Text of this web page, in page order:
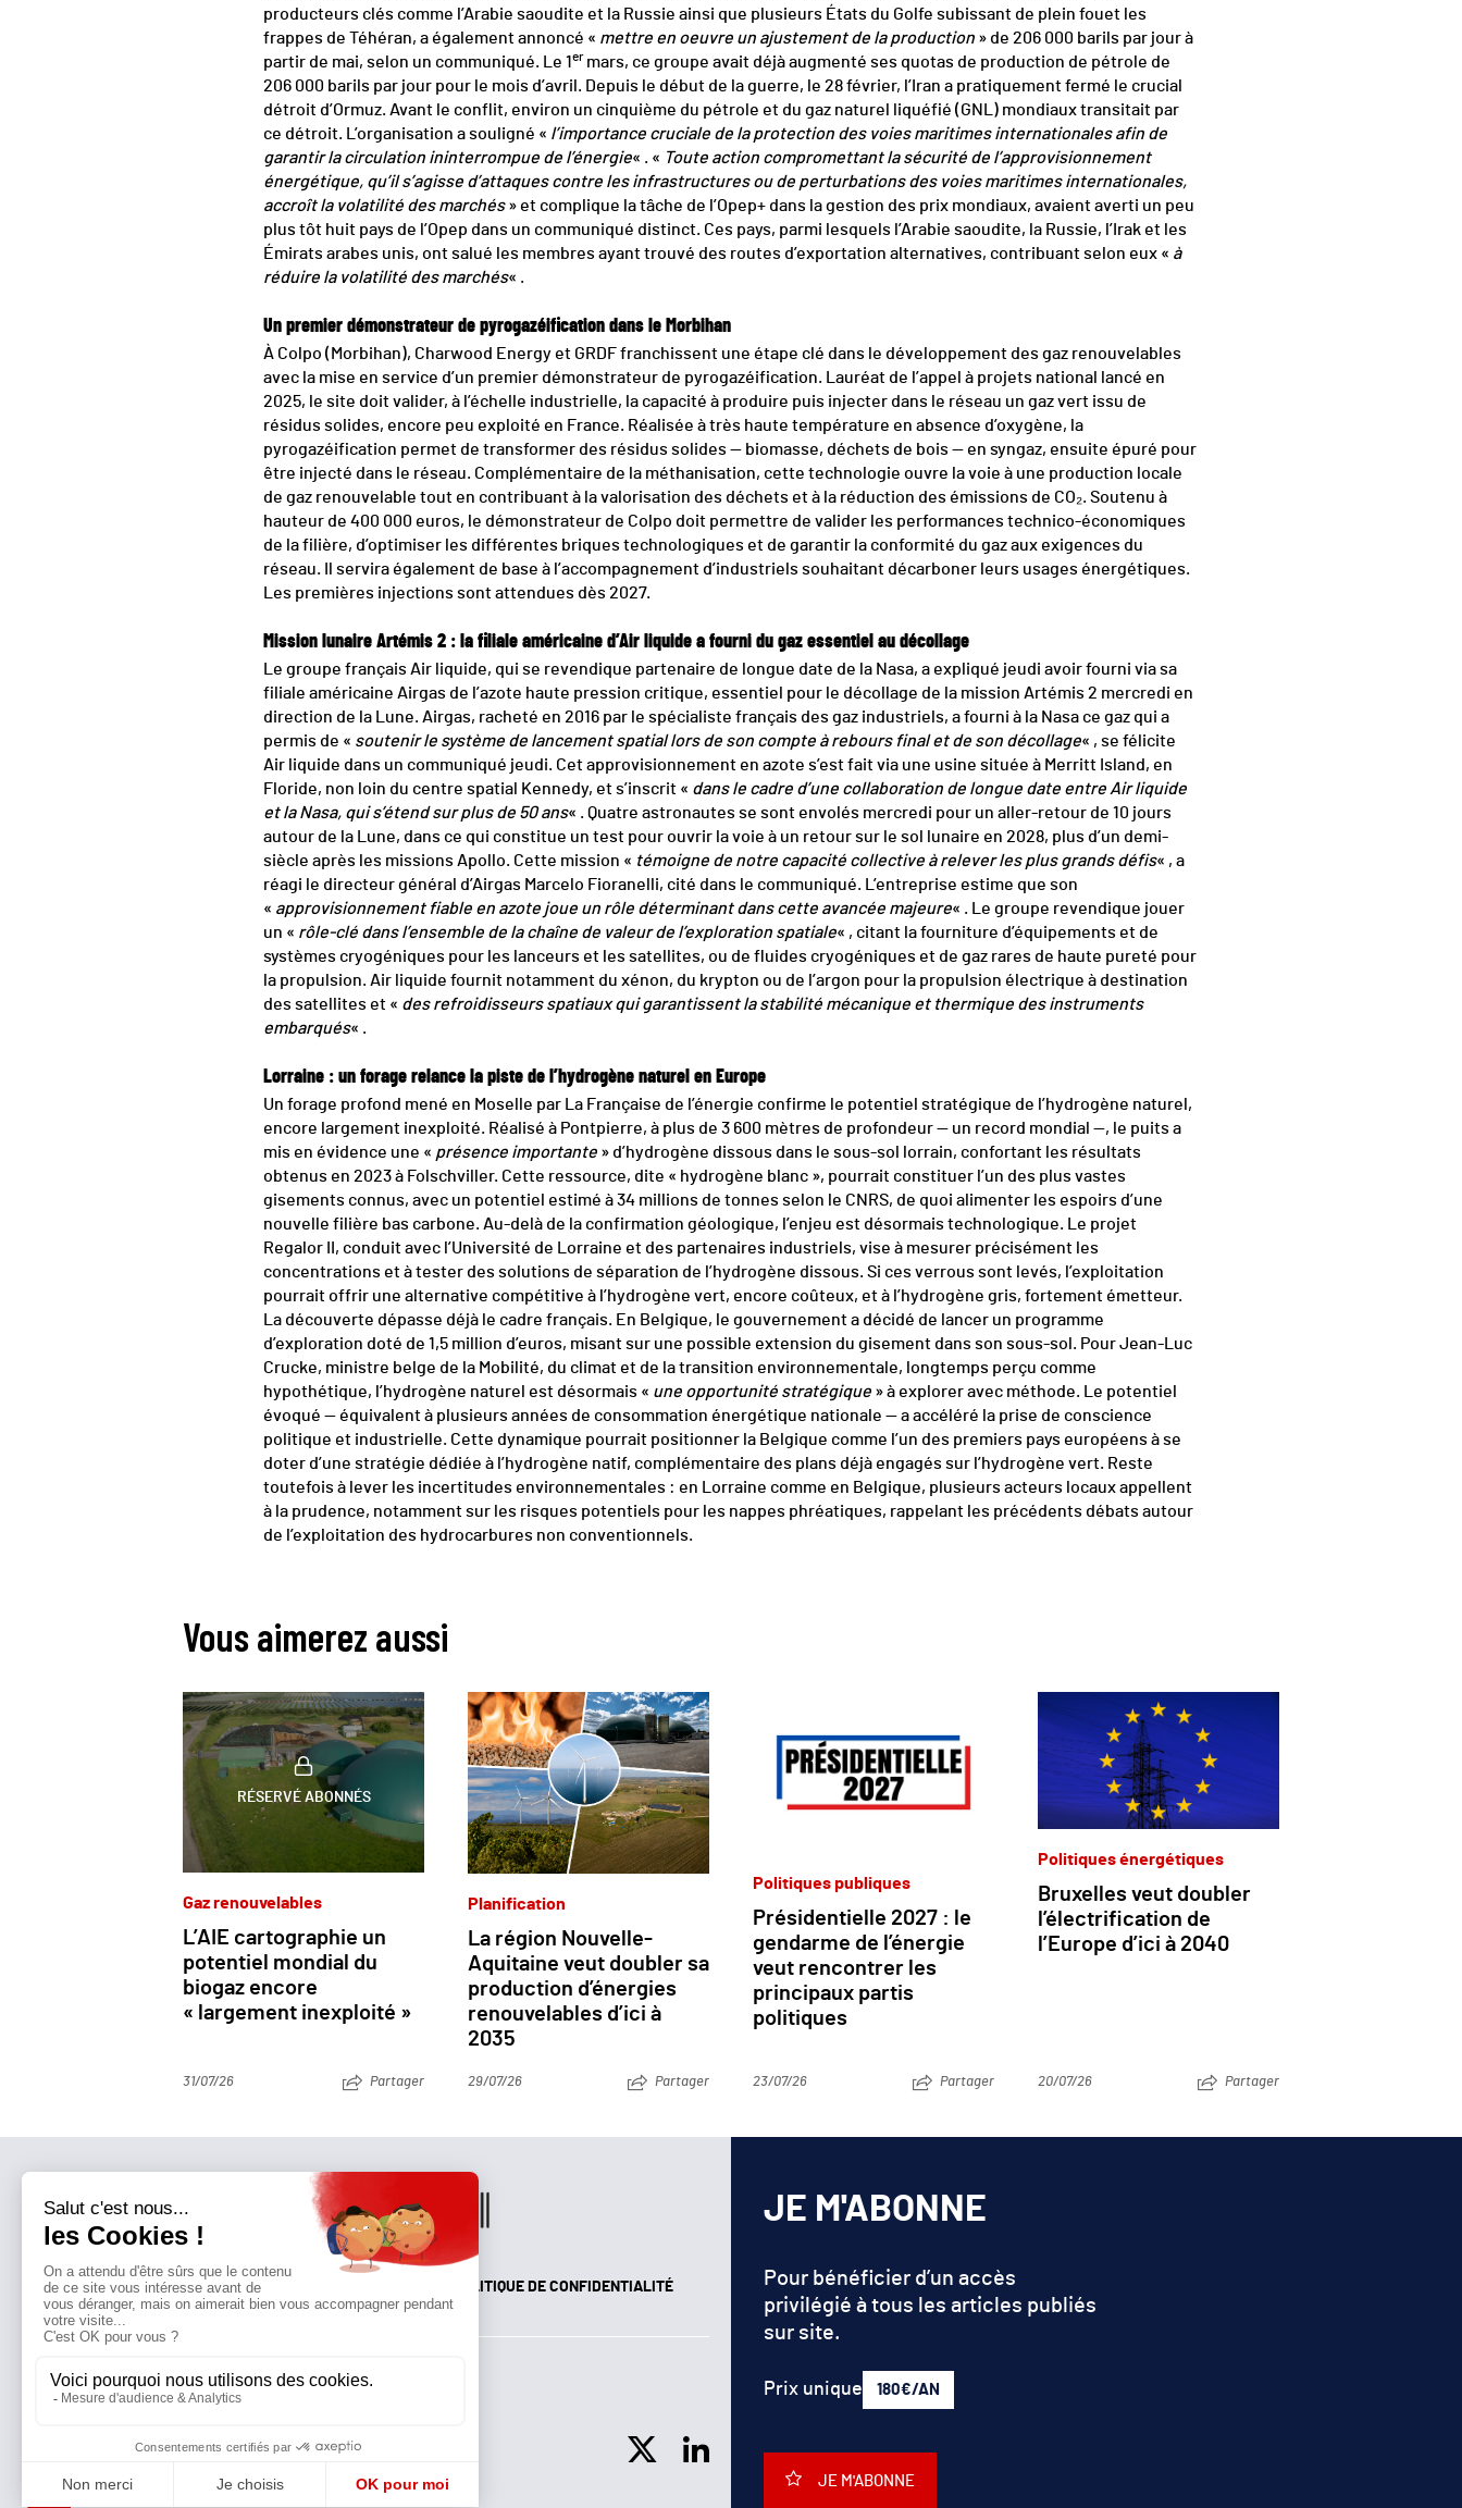
producteurs clés comme l’Arabie saoudite et la Russie ainsi que plusieurs États du Golfe subissant de plein fouet les
frappes de Téhéran, a également annoncé « mettre en oeuvre un ajustement de la production» de 206 000 barils par jour à
partir de mai, selon un communiqué. Le 1 er mars, ce groupe avait déjà augmenté ses quotas de production de pétrole de
206 000 barils par jour pour le mois d’avril. Depuis le début de la guerre, le 28 février, l’Iran a pratiquement fermé le crucial
détroit d’Ormuz. Avant le conflit, environ un cinquième du pétrole et du gaz naturel liquéfié (GNL) mondiaux transitait par
ce détroit. L’organisation a souligné « l’importance cruciale de la protection des voies maritimes internationales afin de
garantir la circulation ininterrompue de l’énergie« . « Toute action compromettant la sécurité de l’approvisionnement
énergétique, qu’il s’agisse d’attaques contre les infrastructures ou de perturbations des voies maritimes internationales,
accroît la volatilité des marchés» et complique la tâche de l’Opep+ dans la gestion des prix mondiaux, avaient averti un peu
plus tôt huit pays de l’Opep dans un communiqué distinct. Ces pays, parmi lesquels l’Arabie saoudite, la Russie, l’Irak et les
Émirats arabes unis, ont salué les membres ayant trouvé des routes d’exportation alternatives, contribuant selon eux « à
réduire la volatilité des marchés« .
Un premier démonstrateur de pyrogazéification dans le Morbihan
À Colpo (Morbihan), Charwood Energy et GRDF franchissent une étape clé dans le développement des gaz renouvelables
avec la mise en service d’un premier démonstrateur de pyrogazéification. Lauréat de l’appel à projets national lancé en
2025, le site doit valider, à l’échelle industrielle, la capacité à produire puis injecter dans le réseau un gaz vert issu de
résidus solides, encore peu exploité en France. Réalisée à très haute température en absence d’oxygène, la
pyrogazéification permet de transformer des résidus solides — biomasse, déchets de bois — en syngaz, ensuite épuré pour
être injecté dans le réseau. Complémentaire de la méthanisation, cette technologie ouvre la voie à une production locale
de gaz renouvelable tout en contribuant à la valorisation des déchets et à la réduction des émissions de CO₂. Soutenu à
hauteur de 400 000 euros, le démonstrateur de Colpo doit permettre de valider les performances technico-économiques
de la filière, d’optimiser les différentes briques technologiques et de garantir la conformité du gaz aux exigences du
réseau. Il servira également de base à l’accompagnement d’industriels souhaitant décarboner leurs usages énergétiques.
Les premières injections sont attendues dès 2027.
Mission lunaire Artémis 2 : la filiale américaine d’Air liquide a fourni du gaz essentiel au décollage
Le groupe français Air liquide, qui se revendique partenaire de longue date de la Nasa, a expliqué jeudi avoir fourni via sa
filiale américaine Airgas de l’azote haute pression critique, essentiel pour le décollage de la mission Artémis 2 mercredi en
direction de la Lune. Airgas, racheté en 2016 par le spécialiste français des gaz industriels, a fourni à la Nasa ce gaz qui a
permis de « soutenir le système de lancement spatial lors de son compte à rebours final et de son décollage« , se félicite
Air liquide dans un communiqué jeudi. Cet approvisionnement en azote s’est fait via une usine située à Merritt Island, en
Floride, non loin du centre spatial Kennedy, et s’inscrit « dans le cadre d’une collaboration de longue date entre Air liquide
et la Nasa, qui s’étend sur plus de 50 ans« . Quatre astronautes se sont envolés mercredi pour un aller-retour de 10 jours
autour de la Lune, dans ce qui constitue un test pour ouvrir la voie à un retour sur le sol lunaire en 2028, plus d’un demi-
siècle après les missions Apollo. Cette mission « témoigne de notre capacité collective à relever les plus grands défis« , a
réagi le directeur général d’Airgas Marcelo Fioranelli, cité dans le communiqué. L’entreprise estime que son
« approvisionnement fiable en azote joue un rôle déterminant dans cette avancée majeure« . Le groupe revendique jouer
un « rôle-clé dans l’ensemble de la chaîne de valeur de l’exploration spatiale« , citant la fourniture d’équipements et de
systèmes cryogéniques pour les lanceurs et les satellites, ou de fluides cryogéniques et de gaz rares de haute pureté pour
la propulsion. Air liquide fournit notamment du xénon, du krypton ou de l’argon pour la propulsion électrique à destination
des satellites et « des refroidisseurs spatiaux qui garantissent la stabilité mécanique et thermique des instruments
embarqués« .
Lorraine : un forage relance la piste de l’hydrogène naturel en Europe
Un forage profond mené en Moselle par La Française de l’énergie confirme le potentiel stratégique de l’hydrogène naturel,
encore largement inexploité. Réalisé à Pontpierre, à plus de 3 600 mètres de profondeur — un record mondial —, le puits a
mis en évidence une « présence importante» d’hydrogène dissous dans le sous-sol lorrain, confortant les résultats
obtenus en 2023 à Folschviller. Cette ressource, dite « hydrogène blanc », pourrait constituer l’un des plus vastes
gisements connus, avec un potentiel estimé à 34 millions de tonnes selon le CNRS, de quoi alimenter les espoirs d’une
nouvelle filière bas carbone. Au-delà de la confirmation géologique, l’enjeu est désormais technologique. Le projet
Regalor II, conduit avec l’Université de Lorraine et des partenaires industriels, vise à mesurer précisément les
concentrations et à tester des solutions de séparation de l’hydrogène dissous. Si ces verrous sont levés, l’exploitation
pourrait offrir une alternative compétitive à l’hydrogène vert, encore coûteux, et à l’hydrogène gris, fortement émetteur.
La découverte dépasse déjà le cadre français. En Belgique, le gouvernement a décidé de lancer un programme
d’exploration doté de 1,5 million d’euros, misant sur une possible extension du gisement dans son sous-sol. Pour Jean-Luc
Crucke, ministre belge de la Mobilité, du climat et de la transition environnementale, longtemps perçu comme
hypothétique, l’hydrogène naturel est désormais « une opportunité stratégique » à explorer avec méthode. Le potentiel
évoqué — équivalent à plusieurs années de consommation énergétique nationale — a accéléré la prise de conscience
politique et industrielle. Cette dynamique pourrait positionner la Belgique comme l’un des premiers pays européens à se
doter d’une stratégie dédiée à l’hydrogène natif, complémentaire des plans déjà engagés sur l’hydrogène vert. Reste
toutefois à lever les incertitudes environnementales : en Lorraine comme en Belgique, plusieurs acteurs locaux appellent
à la prudence, notamment sur les risques potentiels pour les nappes phréatiques, rappelant les précédents débats autour
de l’exploitation des hydrocarbures non conventionnels.
Vous aimerez aussi
RÉSERVÉ ABONNÉS
Gaz renouvelables
L’AIE cartographie un
potentiel mondial du
biogaz encore
« largement inexploité »
31/07/26 Partager
Planification
La région Nouvelle-
Aquitaine veut doubler sa
production d’énergies
renouvelables d’ici à
2035
29/07/26 Partager
Politiques publiques
Présidentielle 2027 : le
gendarme de l’énergie
veut rencontrer les
principaux partis
politiques
23/07/26 Partager
Politiques énergétiques
Bruxelles veut doubler
l’électrification de
l’Europe d’ici à 2040
20/07/26 Partager
QUI SOMMES-NOUS?MENTIONS LÉGALES POLITIQUE DE CONFIDENTIALITÉ
Suivez toutes nos actualités !
NEWSLETTER
JE M'ABONNE
Pour bénéficier d’un accès
privilégié à tous les articles publiés
sur site.
Prix unique 180€/AN
JE M'ABONNE